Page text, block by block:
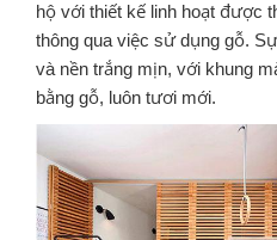
hộ với thiết kế linh hoạt được
thông qua việc sử dụng gỗ.
và nền trắng mịn, với khung
bằng gỗ, luôn tươi mới.